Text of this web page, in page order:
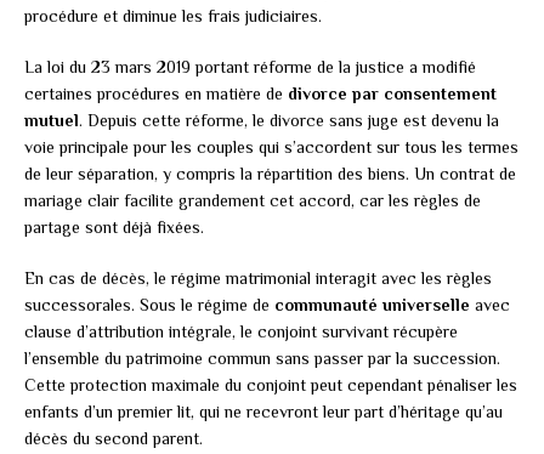
procédure et diminue les frais judiciaires.
La loi du 23 mars 2019 portant réforme de la justice a modifié
certaines procédures en matière de divorce par consentement
mutuel. Depuis cette réforme, le divorce sans juge est devenu la
voie principale pour les couples qui s’accordent sur tous les termes
de leur séparation, y compris la répartition des biens. Un contrat de
mariage clair facilite grandement cet accord, car les règles de
partage sont déjà fixées.
En cas de décès, le régime matrimonial interagit avec les règles
successorales. Sous le régime de communauté universelle avec
clause d’attribution intégrale, le conjoint survivant récupère
l’ensemble du patrimoine commun sans passer par la succession.
Cette protection maximale du conjoint peut cependant pénaliser les
enfants d’un premier lit, qui ne recevront leur part d’héritage qu’au
décès du second parent.